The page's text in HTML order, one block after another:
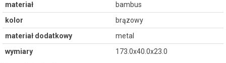
materiał
bambus
kolor
brązowy
materiał dodatkowy
metal
wymiary
173.0x40.0x23.0